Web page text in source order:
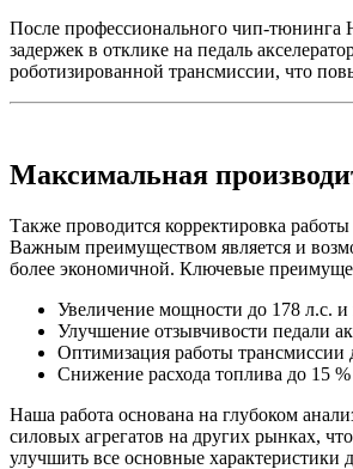
После профессионального чип-тюнинга
задержек в отклике на педаль
роботизированной трансмиссии, что
Максимальная
Также проводится корректировка
Важным преимуществом является и
более экономичной. Ключевые
Увеличение мощности до 178 л.с.
Улучшение отзывчивости педали
Оптимизация работы трансмиссии
Снижение расхода топлива до 15
Наша работа основана на глубоком
силовых агрегатов на других рынках,
улучшить все основные характеристики